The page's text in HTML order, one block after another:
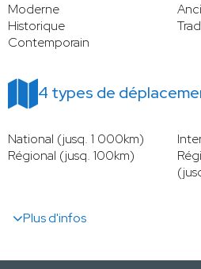
Moderne
Historique
Contemporain
4 types de
National (jusq. 1 000km)
Régional (jusq. 100km)
Plus d'infos